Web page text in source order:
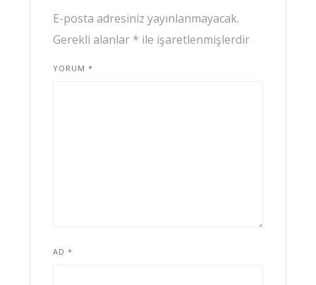
E-posta adresiniz yayınlanmayacak.
Gerekli alanlar * ile işaretlenmişlerdir
YORUM *
AD *